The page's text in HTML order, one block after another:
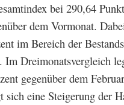
bei 290,64
dem Vormonat.
im Bereich der
Im Dreimonatsvergleich
gegenüber dem
eine Steigerung der